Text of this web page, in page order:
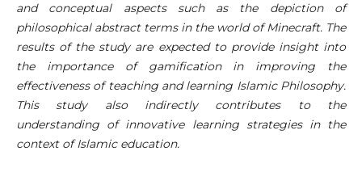
and conceptual aspects such as the depiction of
philosophical abstract terms in the world of Minecraft. The
results of the study are expected to provide insight into
the importance of gamification in improving the
effectiveness of teaching and learning Islamic Philosophy.
This study also indirectly contributes to the
understanding of innovative learning strategies in the
context of Islamic education.